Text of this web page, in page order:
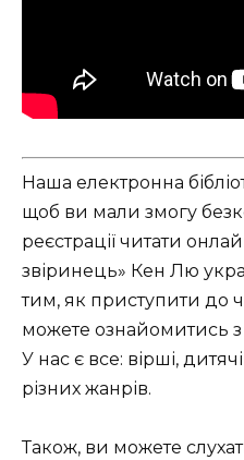
Наша електронна
щоб ви мали змогу
реєстрації читати
звіринець» Кен Лю
тим, як приступити до
можете ознайомитись з
У нас є все: вірші,
різних жанрів.
Також, ви можете